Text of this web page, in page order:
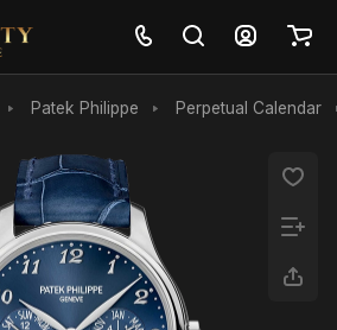
Patek Philippe Perpetual Calendar